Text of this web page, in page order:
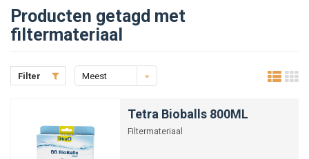
Producten getagd met
filtermateriaal
Filter
Meest
Tetra Bioballs 800ML
Filtermateriaal